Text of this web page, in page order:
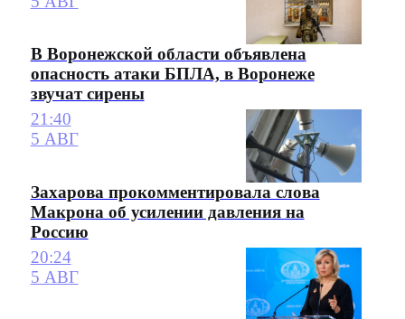
В Воронежской области объявлена
опасность атаки БПЛА, в Воронеже
звучат сирены
21:40
5 АВГ
Захарова прокомментировала слова
Макрона об усилении давления на
Россию
20:24
5 АВГ